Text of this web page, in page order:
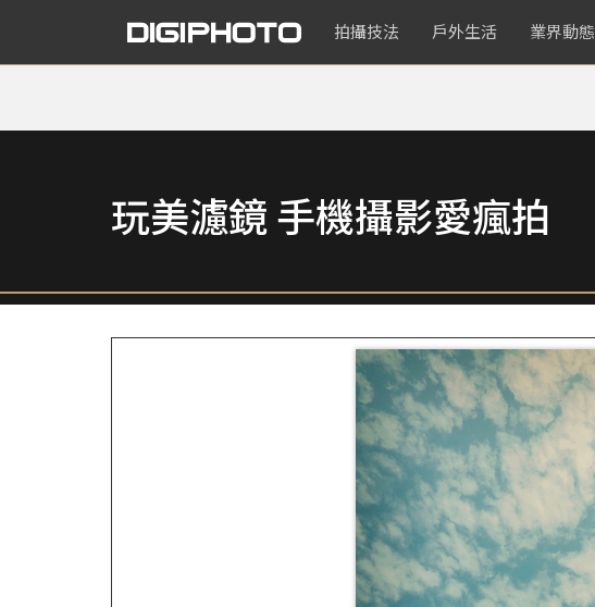
拍攝技法 戶外生活 業界動態
玩美濾鏡 手機攝影愛瘋拍